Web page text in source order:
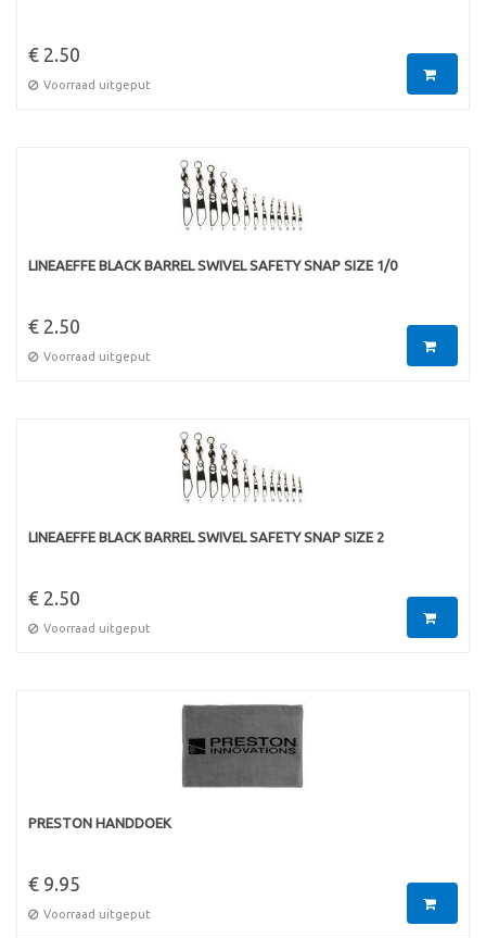
€ 2.50
Voorraad uitgeput
LINEAEFFE BLACK BARREL SWIVEL SAFETY SNAP SIZE 1/0
€ 2.50
Voorraad uitgeput
LINEAEFFE BLACK BARREL SWIVEL SAFETY SNAP SIZE 2
€ 2.50
Voorraad uitgeput
PRESTON HANDDOEK
€ 9.95
Voorraad uitgeput